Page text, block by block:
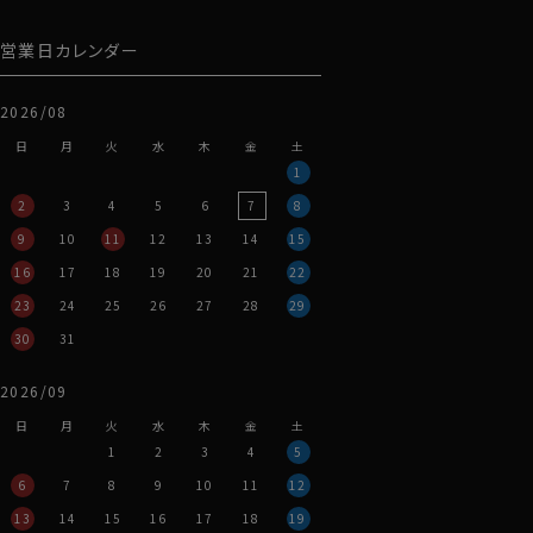
営業日カレンダー
2026/08
日 月 火 水 木 金
土
1
2
3 4 5 6 7
8
9
10 11 12 13 14
15
16
17 18 19 20 21
22
23
24 25 26 27 28
29
30
31
2026/09
日 月 火 水 木 金
土
1
2 3 4
5
6
7 8 9 10 11
12
13
14 15 16 17 18 19